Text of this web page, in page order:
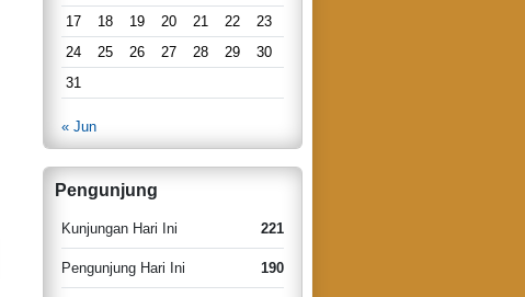
17
18 19 20 21 22
23
24
25 26 27 28 29
30
31
« Jun
Pengunjung
Kunjungan Hari Ini 221
Pengunjung Hari Ini 190